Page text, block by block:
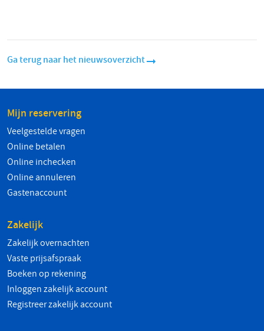
Ga terug naar het nieuwsoverzicht
Mijn reservering
Veelgestelde vragen
Online betalen
Online inchecken
Online annuleren
Gastenaccount
Zakelijk
Zakelijk overnachten
Vaste prijsafspraak
Boeken op rekening
Inloggen zakelijk account
Registreer zakelijk account